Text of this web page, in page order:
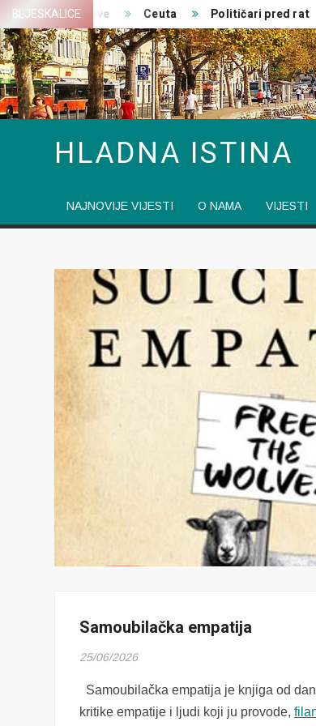
Skip
to
content
BLJESKALICE
izjave Ceuta Političari pred rat
HLADNA ISTINA
NAJNOVIJE VIJESTI O NAMA VIJESTI
Samoubilačka empatija
25/06/2026
Samoubilačka empatija je knjiga od
kritike empatije i ljudi koji ju provode,